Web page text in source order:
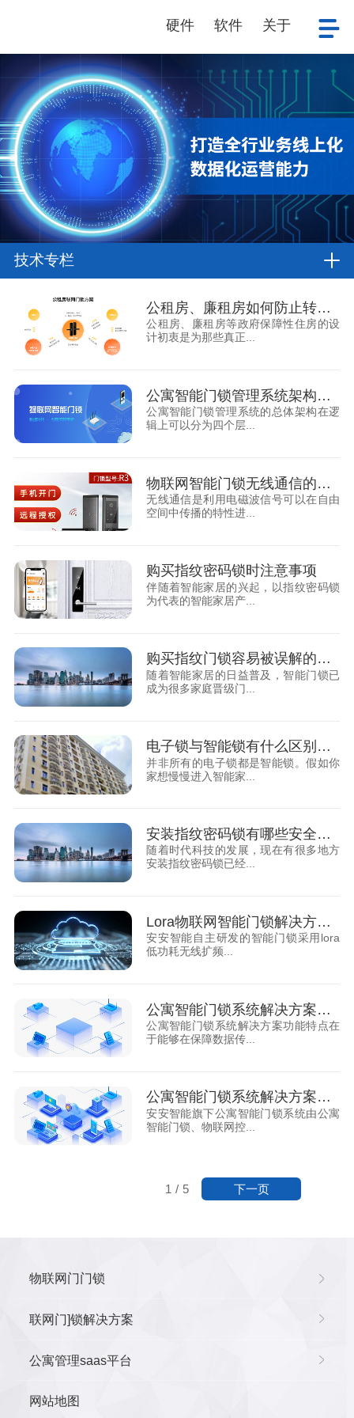
硬件 软件 关于
技术专栏
公租房、廉租房如何防止转租？
公租房、廉租房等政府保障性住房的设
计初衷是为那些真正...
公寓智能门锁管理系统架构和流程设计
公寓智能门锁管理系统的总体架构在逻
辑上可以分为四个层...
物联网智能门锁无线通信的工作原理
无线通信是利用电磁波信号可以在自由
空间中传播的特性进...
购买指纹密码锁时注意事项
伴随着智能家居的兴起，以指纹密码锁
为代表的智能家居产...
购买指纹门锁容易被误解的四个方面!
随着智能家居的日益普及，智能门锁已
成为很多家庭晋级门...
电子锁与智能锁有什么区别你知道吗
并非所有的电子锁都是智能锁。假如你
家想慢慢进入智能家...
安装指纹密码锁有哪些安全隐患呢？这些你都知道吗？
随着时代科技的发展，现在有很多地方
安装指纹密码锁已经...
Lora物联网智能门锁解决方案五大特色
安安智能自主研发的智能门锁采用lora
低功耗无线扩频...
公寓智能门锁系统解决方案功能特点
公寓智能门锁系统解决方案功能特点在
于能够在保障数据传...
公寓智能门锁系统解决方案介绍
安安智能旗下公寓智能门锁系统由公寓
智能门锁、物联网控...
1 / 5 下一页
物联网门门锁
联网门]锁解决方案
公寓管理saas平台
网站地图